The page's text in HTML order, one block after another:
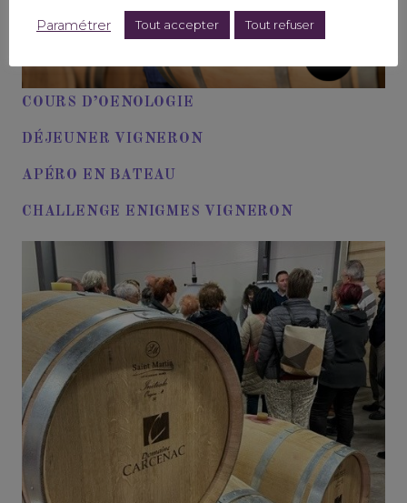
COURS D’OENOLOGIE
DÉJEUNER VIGNERON
APÉRO EN BATEAU
CHALLENGE ENIGMES VIGNERON
Paramétrer Tout accepter Tout refuser